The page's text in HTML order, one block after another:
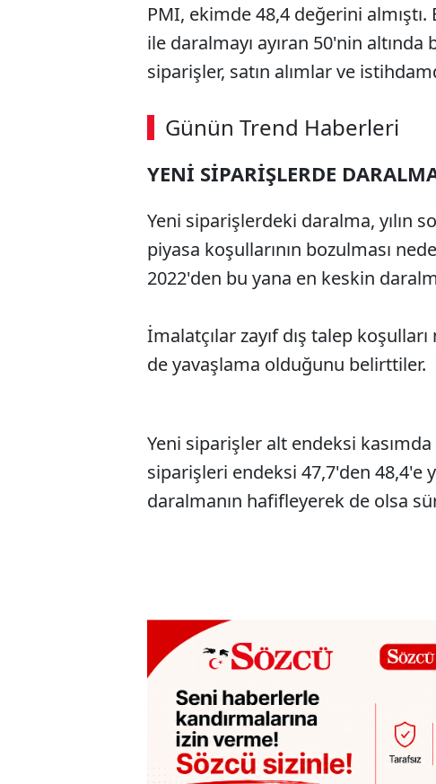
PMI, ekimde 48,4 değerini
ile daralmayı ayıran 50'nin
siparişler, satın alımlar ve
Günün Trend Haberleri
YENİ SİPARİŞLERDE
Yeni siparişlerdeki daralma, yılın
piyasa koşullarının bozulması
2022'den bu yana en keskin
İmalatçılar zayıf dış talep
de yavaşlama olduğunu belirttiler.
Yeni siparişler alt endeksi
siparişleri endeksi 47,7'den 48,4'e
daralmanın hafifleyerek de olsa